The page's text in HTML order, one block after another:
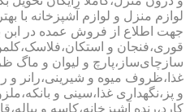
لوازم منزل و لوازم آشپزخانه با
جهت اطلاع از فروش عمده در ابن
قوری،فنجان و
سازچای‌ساز،پارچ و لیوان و ماگ
غذا،ظروف میوه و
و پز،نگهداری غذا،سینی و
کارد،رنده آشپزخانه،کاسه و